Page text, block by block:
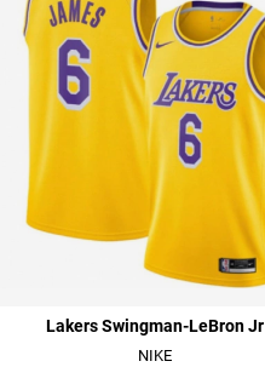
Lakers Swingman-LeBron Jr
NIKE